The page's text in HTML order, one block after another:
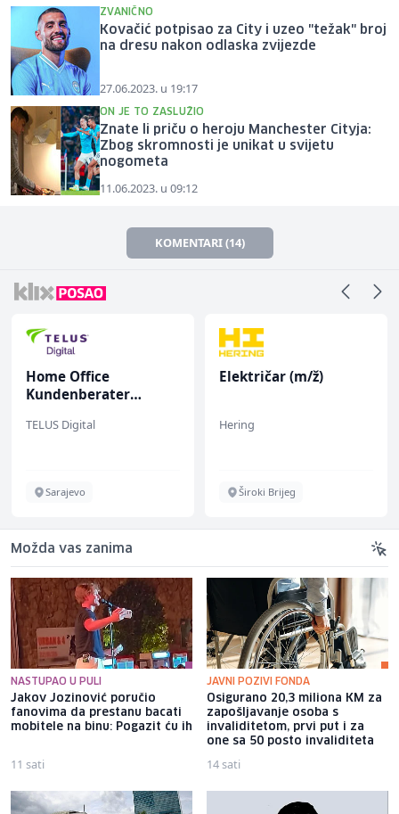
ZVANIČNO
Kovačić potpisao za City i uzeo "težak" broj
na dresu nakon odlaska zvijezde
27.06.2023. u 19:17
ON JE TO ZASLUŽIO
Znate li priču o heroju Manchester Cityja:
Zbog skromnosti je unikat u svijetu
nogometa
11.06.2023. u 09:12
KOMENTARI (14)
Office
Digital
Sarajevo
Električar (m/ž)
Široki Brijeg
Možda vas zanima
NASTUPAO U PULI
Jakov Jozinović poručio
fanovima da prestanu bacati
mobitele na binu: Pogazit ću ih
11 sati
JAVNI POZIVI FONDA
Osigurano 20,3 miliona KM za
zapošljavanje osoba s
invaliditetom, prvi put i za
one sa 50 posto invaliditeta
14 sati